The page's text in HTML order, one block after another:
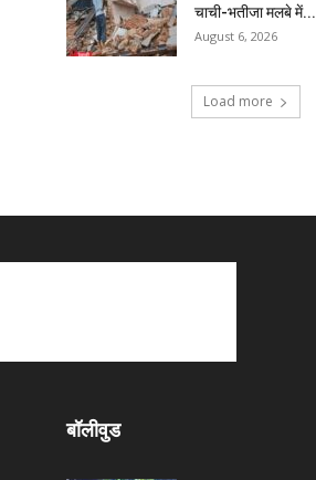
चाची-भतीजा मलबे में...
August 6, 2026
Load more
बॉलीवुड